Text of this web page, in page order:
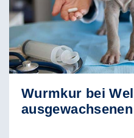
Wurmkur bei